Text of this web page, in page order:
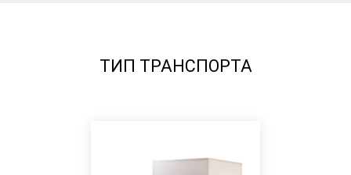
ТИП ТРАНСПОРТА